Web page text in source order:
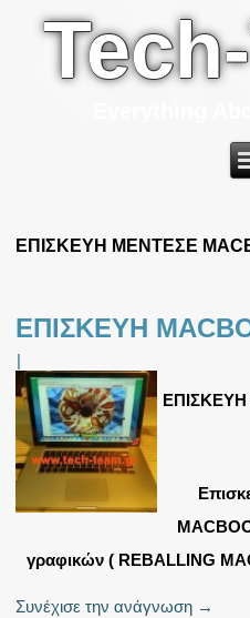
ΕΠΙΣΚΕΥΗ ΜΕΝΤΕΣΕ
ΕΠΙΣΚΕΥΗ
|
ΕΠΙΣΚΕΥΗ
γραφικών ( REBALLING
Συνέχισε την ανάγνωση →